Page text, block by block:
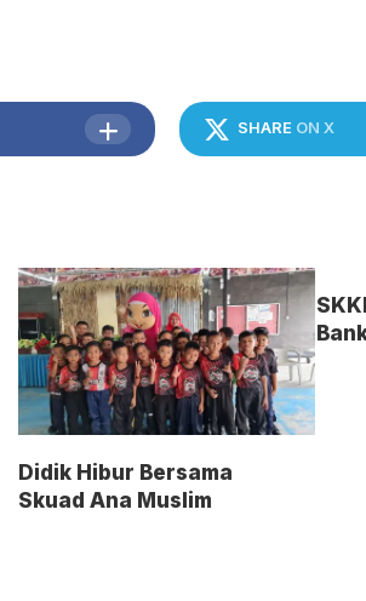
SHARE ON X
Didik Hibur Bersama
Skuad Ana Muslim